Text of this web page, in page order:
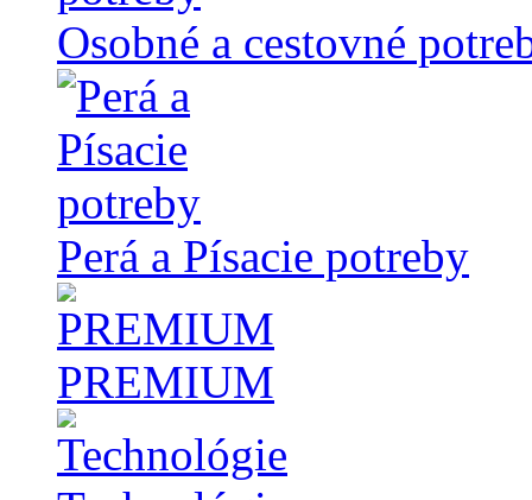
Osobné a cestovné
Perá a Písacie potreby
PREMIUM